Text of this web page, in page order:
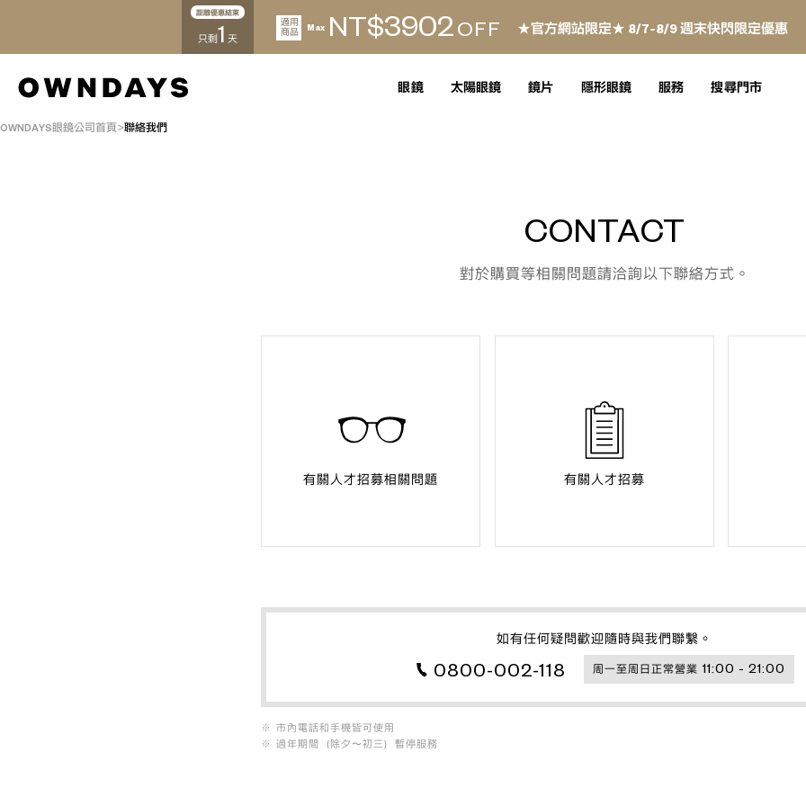
距離優惠結束
只剩 1 天
★官方網站限定★ 8/7~8/9 週末快閃限定優惠
適用
商品
Max NT$3902 OFF
眼鏡 太陽眼鏡 鏡片 隱形眼鏡 服務 搜尋門市
OWNDAYS眼鏡公司首頁 聯絡我們
CONTACT
對於購買等相關問題請洽詢以下聯絡方式。
有關人才招募相關問題 有關人才招募
如有任何疑問歡迎隨時與我們聯繫。
0800-002-118 周一至周日正常營業 11:00 - 21:00
市內電話和手機皆可使用
過年期間（除夕〜初三）暫停服務